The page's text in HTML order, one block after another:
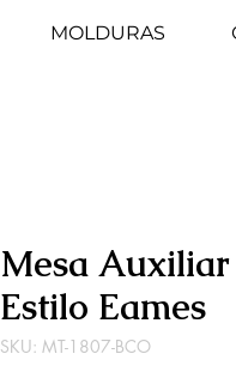
MOLDURAS
Mesa
Estilo Eames
SKU: MT-1807-BCO